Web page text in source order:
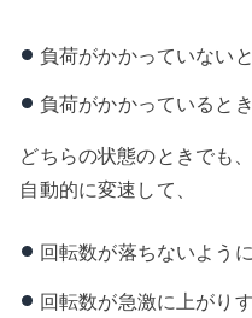
負荷がかかっていない
負荷がかかっているとき
どちらの状態のときでも、
自動的に変速して、
回転数が落ちないよう
回転数が急激に上がり